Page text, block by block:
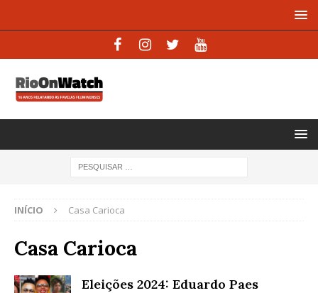
INÍCIO Casa Carioca
Casa Carioca
Eleições 2024: Eduardo Paes